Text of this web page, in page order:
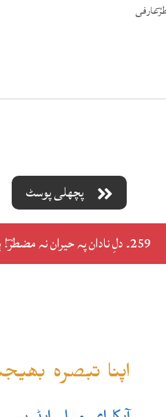
پچھلی پوسٹ
259۔ دلِ نادان پہ حیران نہ مضطرؔ! ہونا
اپنا تبصرہ